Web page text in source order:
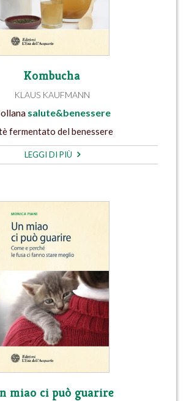
Kombucha
KLAUS KAUFMANN
salute&benessere
fermentato del benessere
LEGGI DI PIÙ
miao ci può guarire